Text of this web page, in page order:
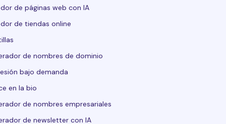
de páginas web con IA
de tiendas online
de nombres de dominio
bajo demanda
en la bio
de nombres empresariales
de newsletter con IA